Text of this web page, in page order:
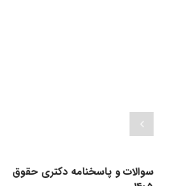
سوالات و پاسخنامه دکتری حقوق